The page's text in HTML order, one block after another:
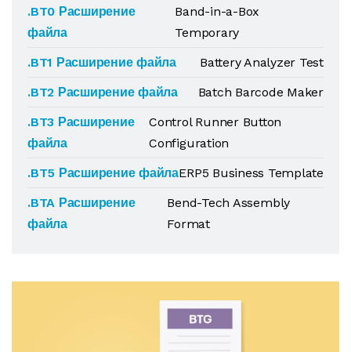
.BT0 Расширение
файла
Band-in-a-Box
Temporary
.BT1 Расширение файла
Battery Analyzer Test
.BT2 Расширение файла
Batch Barcode Maker
.BT3 Расширение
файла
Control Runner Button
Configuration
.BT5 Расширение файлаERP5 Business Template
.BTA Расширение
файла
Bend-Tech Assembly
Format